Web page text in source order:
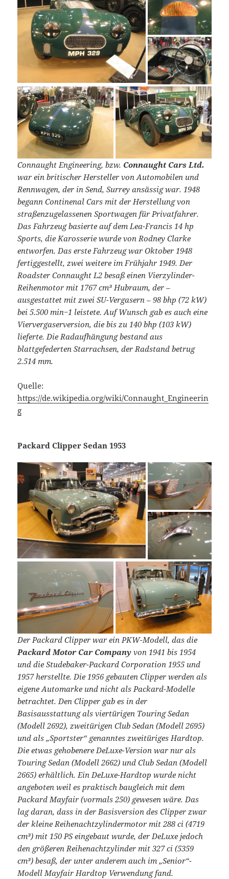
Connaught Engineering, bzw. Connaught Cars Ltd.
war ein britischer Hersteller von Automobilen und
Rennwagen, der in Send, Surrey ansässig war. 1948
begann Continenal Cars mit der Herstellung von
straßenzugelassenen Sportwagen für Privatfahrer.
Das Fahrzeug basierte auf dem Lea-Francis 14 hp
Sports, die Karosserie wurde von Rodney Clarke
entworfen. Das erste Fahrzeug war Oktober 1948
fertiggestellt, zwei weitere im Frühjahr 1949. Der
Roadster Connaught L2 besaß einen Vierzylinder-
Reihenmotor mit 1767 cm³ Hubraum, der –
ausgestattet mit zwei SU-Vergasern – 98 bhp (72 kW)
bei 5.500 min−1 leistete. Auf Wunsch gab es auch eine
Viervergaserversion, die bis zu 140 bhp (103 kW)
lieferte. Die Radaufhängung bestand aus
blattgefederten Starrachsen, der Radstand betrug
2.514 mm.
Quelle:
https://de.wikipedia.org/wiki/Connaught_Engineerin
g
Packard Clipper Sedan 1953
Der Packard Clipper war ein PKW-Modell, das die
Packard Motor Car Company von 1941 bis 1954
und die Studebaker-Packard Corporation 1955 und
1957 herstellte. Die 1956 gebauten Clipper werden als
eigene Automarke und nicht als Packard-Modelle
betrachtet. Den Clipper gab es in der
Basisausstattung als viertürigen Touring Sedan
(Modell 2692), zweitürigen Club Sedan (Modell 2695)
und als „Sportster“ genanntes zweitüriges Hardtop.
Die etwas gehobenere DeLuxe-Version war nur als
Touring Sedan (Modell 2662) und Club Sedan (Modell
2665) erhältlich. Ein DeLuxe-Hardtop wurde nicht
angeboten weil es praktisch baugleich mit dem
Packard Mayfair (vormals 250) gewesen wäre. Das
lag daran, dass in der Basisversion des Clipper zwar
der kleine Reihenachtzylindermotor mit 288 ci (4719
cm³) mit 150 PS eingebaut wurde, der DeLuxe jedoch
den größeren Reihenachtzylinder mit 327 ci (5359
cm³) besaß, der unter anderem auch im „Senior“-
Modell Mayfair Hardtop Verwendung fand.